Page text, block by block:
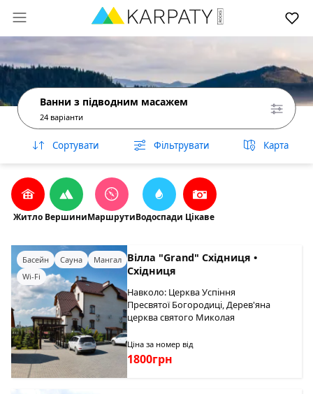
Ванни з підводним масажем
24 варіанти
Сортувати Фільтрувати Карта
Житло ВершиниМаршрутиВодоспади Цікаве
Басейн Сауна
Мангал
Wi-Fi
Вілла "Grand" Східниця •
Східниця
Навколо: Церква Успіння
Пресвятої Богородиці, Дерев'яна
церква святого Миколая
Ціна за номер від
1800грн